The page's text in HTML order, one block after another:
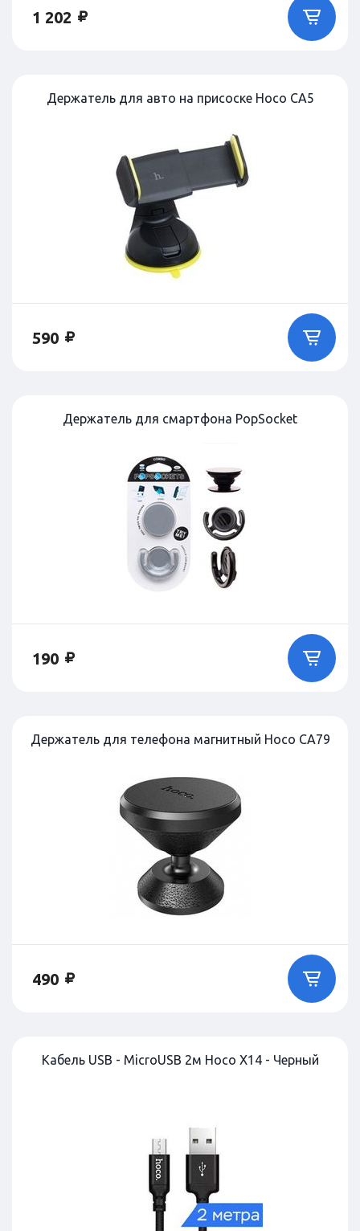
1 202
Держатель для авто на присоске Hoco CA5
590
Держатель для смартфона PopSocket
190
Держатель для телефона магнитный Hoco CA79
490
Кабель USB - MicroUSB 2м Hoco X14 - Черный